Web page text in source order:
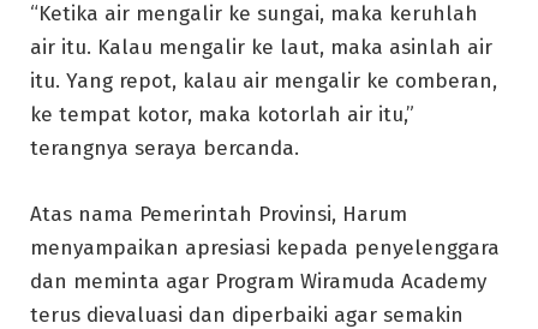
“Ketika air mengalir ke sungai, maka keruhlah
air itu. Kalau mengalir ke laut, maka asinlah air
itu. Yang repot, kalau air mengalir ke comberan,
ke tempat kotor, maka kotorlah air itu,”
terangnya seraya bercanda.
Atas nama Pemerintah Provinsi, Harum
menyampaikan apresiasi kepada penyelenggara
dan meminta agar Program Wiramuda Academy
terus dievaluasi dan diperbaiki agar semakin